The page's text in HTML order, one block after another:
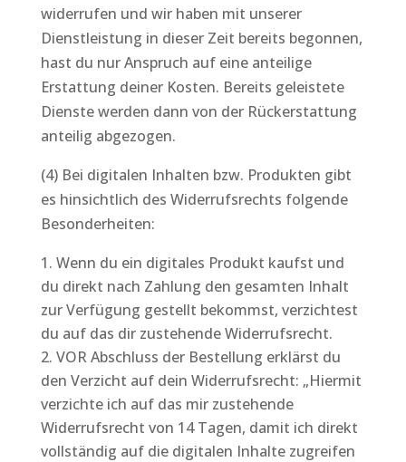
widerrufen und wir haben mit unserer
Dienstleistung in dieser Zeit bereits begonnen,
hast du nur Anspruch auf eine anteilige
Erstattung deiner Kosten. Bereits geleistete
Dienste werden dann von der Rückerstattung
anteilig abgezogen.
(4) Bei digitalen Inhalten bzw. Produkten gibt
es hinsichtlich des Widerrufsrechts folgende
Besonderheiten:
Wenn du ein digitales Produkt kaufst und
du direkt nach Zahlung den gesamten Inhalt
zur Verfügung gestellt bekommst, verzichtest
du auf das dir zustehende Widerrufsrecht.
VOR Abschluss der Bestellung erklärst du
den Verzicht auf dein Widerrufsrecht: „Hiermit
verzichte ich auf das mir zustehende
Widerrufsrecht von 14 Tagen, damit ich direkt
vollständig auf die digitalen Inhalte zugreifen